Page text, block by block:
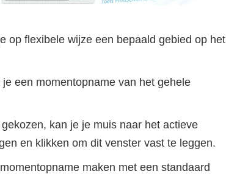
op flexibele wijze een bepaald gebied op het
een momentopname van het gehele
kan je je muis naar het actieve
en klikken om dit venster vast te leggen.
maken met een standaard